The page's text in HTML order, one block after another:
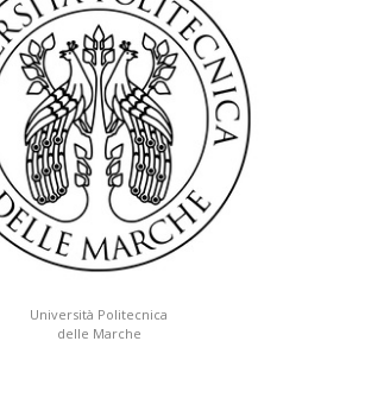
Università Politecnica
delle Marche